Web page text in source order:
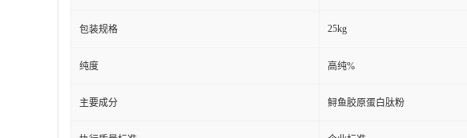
包装规格 25kg
纯度 高纯%
主要成分 鲟鱼胶原蛋白肽粉